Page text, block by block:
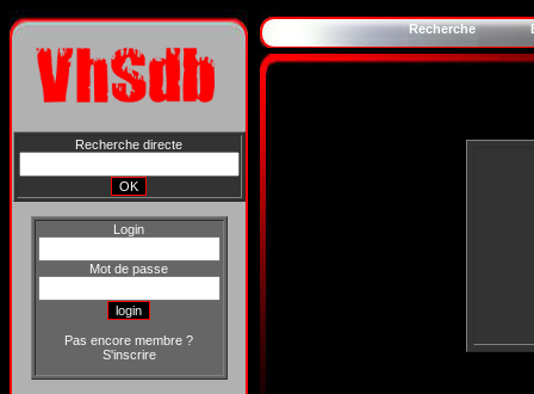
Recherche directe
Login
Mot de passe
Pas encore membre ?
S'inscrire
Recherche